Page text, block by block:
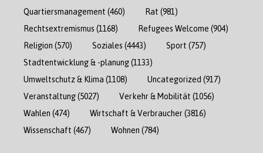
Quartiersmanagement (460) Rat (981)
Rechtsextremismus (1168) Refugees Welcome (904)
Religion (570) Soziales (4443) Sport (757)
Stadtentwicklung & -planung(1133)
Umweltschutz & Klima (1108) Uncategorized (917)
Veranstaltung(5027) Verkehr & Mobilität (1056)
Wahlen (474) Wirtschaft & Verbraucher(3816)
Wissenschaft (467) Wohnen (784)